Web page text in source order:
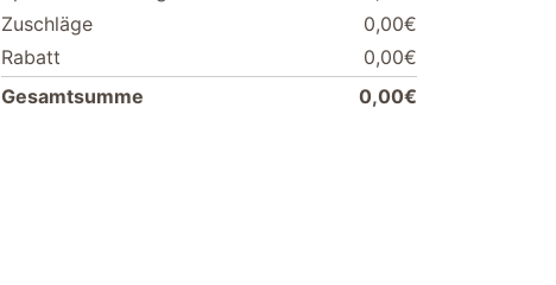
Zuschläge
0,00€
Rabatt
0,00€
Gesamtsumme
0,00€